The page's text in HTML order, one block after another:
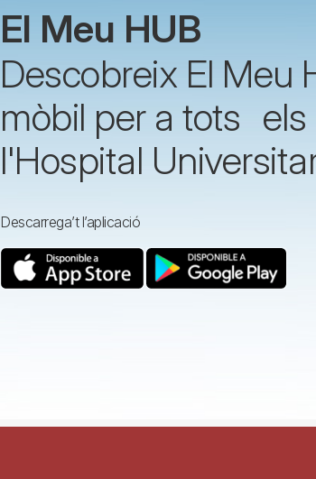
El Meu HUB
Descobreix El Meu
mòbil per a tots els
l'Hospital
Descarrega’t l’aplicació